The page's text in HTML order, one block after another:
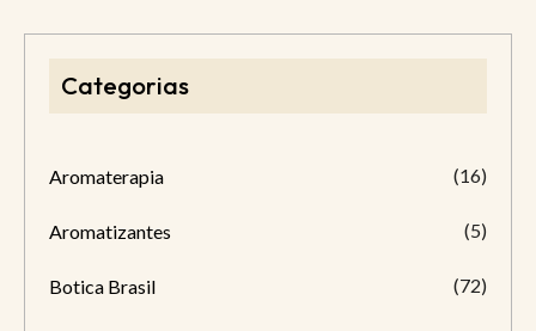
Categorias
Aromaterapia (16)
Aromatizantes (5)
Botica Brasil (72)